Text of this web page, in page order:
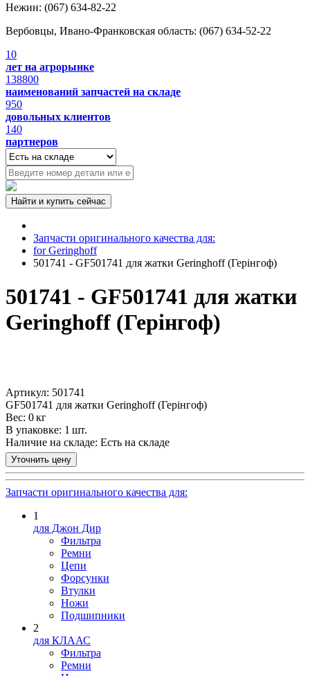
Нежин: (067) 634-82-22
Вербовцы, Ивано-Франковская область: (067) 634-52-22
10
лет на агрорынке
138800
наименований запчастей на складе
950
довольных клиентов
140
партнеров
Запчасти оригинального качества для:
for Geringhoff
501741 - GF501741 для жатки Geringhoff (Герінгоф)
501741 - GF501741 для жатки
Geringhoff (Герінгоф)
Артикул: 501741
GF501741 для жатки Geringhoff (Герінгоф)
Вес: 0 кг
В упаковке: 1 шт.
Наличие на складе: Есть на складе
Запчасти оригинального качества для:
1
для Джон Дир
Фильтра
Ремни
Цепи
Форсунки
Втулки
Ножи
Подшипники
2
для КЛААС
Фильтра
Ремни